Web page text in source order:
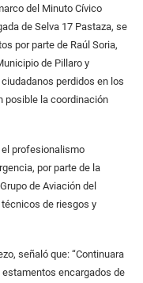
del Minuto Cívico
de Selva 17 Pastaza, se
por parte de Raúl Soria,
de Pillaro y
perdidos en los
posible la coordinación
el profesionalismo
por parte de la
de Aviación del
técnicos de riesgos y
señaló que: “Continuara
encargados de